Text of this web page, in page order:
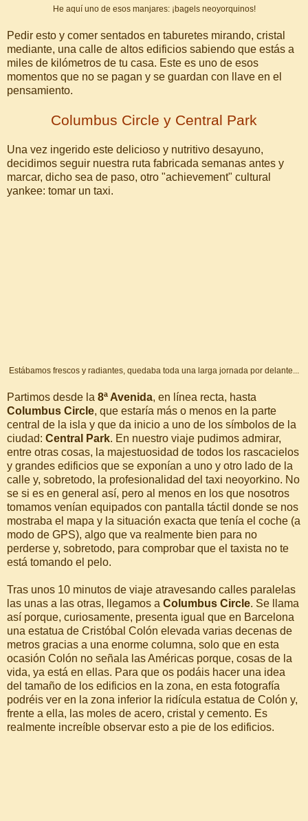
He aquí uno de esos manjares: ¡bagels neoyorquinos!
Pedir esto y comer sentados en taburetes mirando, cristal
mediante, una calle de altos edificios sabiendo que estás a
miles de kilómetros de tu casa. Este es uno de esos
momentos que no se pagan y se guardan con llave en el
pensamiento.
Columbus Circle y Central Park
Una vez ingerido este delicioso y nutritivo desayuno,
decidimos seguir nuestra ruta fabricada semanas antes y
marcar, dicho sea de paso, otro "achievement" cultural
yankee: tomar un taxi.
Estábamos frescos y radiantes, quedaba toda una larga jornada por delante...
Partimos desde la 8ª Avenida, en línea recta, hasta
Columbus Circle, que estaría más o menos en la parte
central de la isla y que da inicio a uno de los símbolos de la
ciudad: Central Park. En nuestro viaje pudimos admirar,
entre otras cosas, la majestuosidad de todos los rascacielos
y grandes edificios que se exponían a uno y otro lado de la
calle y, sobretodo, la profesionalidad del taxi neoyorkino. No
se si es en general así, pero al menos en los que nosotros
tomamos venían equipados con pantalla táctil donde se nos
mostraba el mapa y la situación exacta que tenía el coche (a
modo de GPS), algo que va realmente bien para no
perderse y, sobretodo, para comprobar que el taxista no te
está tomando el pelo.
Tras unos 10 minutos de viaje atravesando calles paralelas
las unas a las otras, llegamos a Columbus Circle. Se llama
así porque, curiosamente, presenta igual que en Barcelona
una estatua de Cristóbal Colón elevada varias decenas de
metros gracias a una enorme columna, solo que en esta
ocasión Colón no señala las Américas porque, cosas de la
vida, ya está en ellas. Para que os podáis hacer una idea
del tamaño de los edificios en la zona, en esta fotografía
podréis ver en la zona inferior la ridícula estatua de Colón y,
frente a ella, las moles de acero, cristal y cemento. Es
realmente increíble observar esto a pie de los edificios.